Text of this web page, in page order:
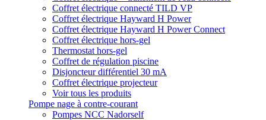
Coffret électrique connecté TILD VP
Coffret électrique Hayward H Power
Coffret électrique Hayward H Power Connect
Coffret électrique hors-gel
Thermostat hors-gel
Coffret de régulation piscine
Disjoncteur différentiel 30 mA
Coffret électrique projecteur
Voir tous les produits
Pompe nage à contre-courant
Pompes NCC Nadorself